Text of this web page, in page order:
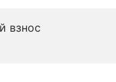
взнос